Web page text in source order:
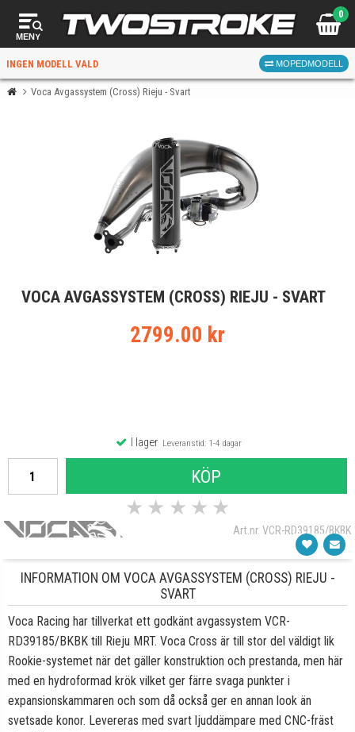
MENY
0
INGEN MODELL VALD MOPEDMODELL
När du valt kommer butiken visa delar för vald moped
Voca Avgassystem (Cross) Rieju - Svart
VOCA AVGASSYSTEM (CROSS) RIEJU - SVART
2799.00 kr
I lagerLeveranstid: 1-4 dagar
KÖP
★ ★ ★ ★ ★
Art.nr. VCR-RD39185/BKBK
INFORMATION OM VOCA AVGASSYSTEM (CROSS) RIEJU -
SVART
Voca Racing har tillverkat ett godkänt avgassystem VCR-
RD39185/BKBK till Rieju MRT. Voca Cross är till stor del väldigt lik
Rookie-systemet när det gäller konstruktion och prestanda, men här
med en hydroformad krök vilket ger färre svaga punkter i
expansionskammaren och som då också ger en annan look än
svetsade konor. Levereras med svart ljuddämpare med CNC-fräst